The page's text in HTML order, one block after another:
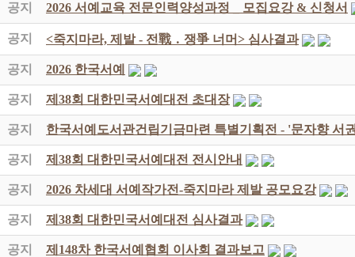
공지 2026 서예교육 전문인력양성과정 _ 모집요강 & 신청서
공지 <죽지마라, 제발 - 전戰 ․ 쟁爭 너머> 심사결과
공지 2026 한국서예
공지 제38회 대한민국서예대전 초대장
공지 한국서예도서관건립기금마련 특별기획전 - '문자향 서
공지 제38회 대한민국서예대전 전시안내
공지 2026 차세대 서예작가전-죽지마라 제발 공모요강
공지 제38회 대한민국서예대전 심사결과
공지 제148차 한국서예협회 이사회 결과보고